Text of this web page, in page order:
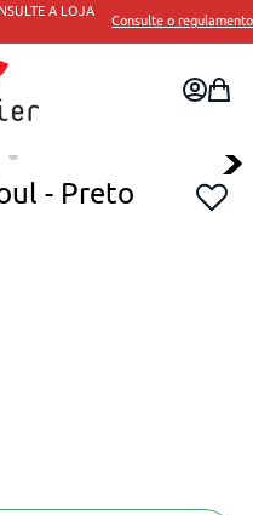
A LOJA
Consulte o regulamento
- Preto